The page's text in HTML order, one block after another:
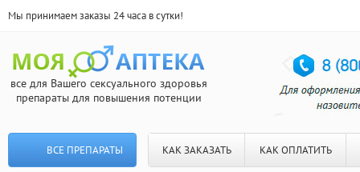
Мы принимаем заказы 24 часа в сутки!
все для Вашего сексуального здоровья
препараты для повышения потенции
ВСЕ ПРЕПАРАТЫ КАК ЗАКАЗАТЬ КАК ОПЛАТИТЬ